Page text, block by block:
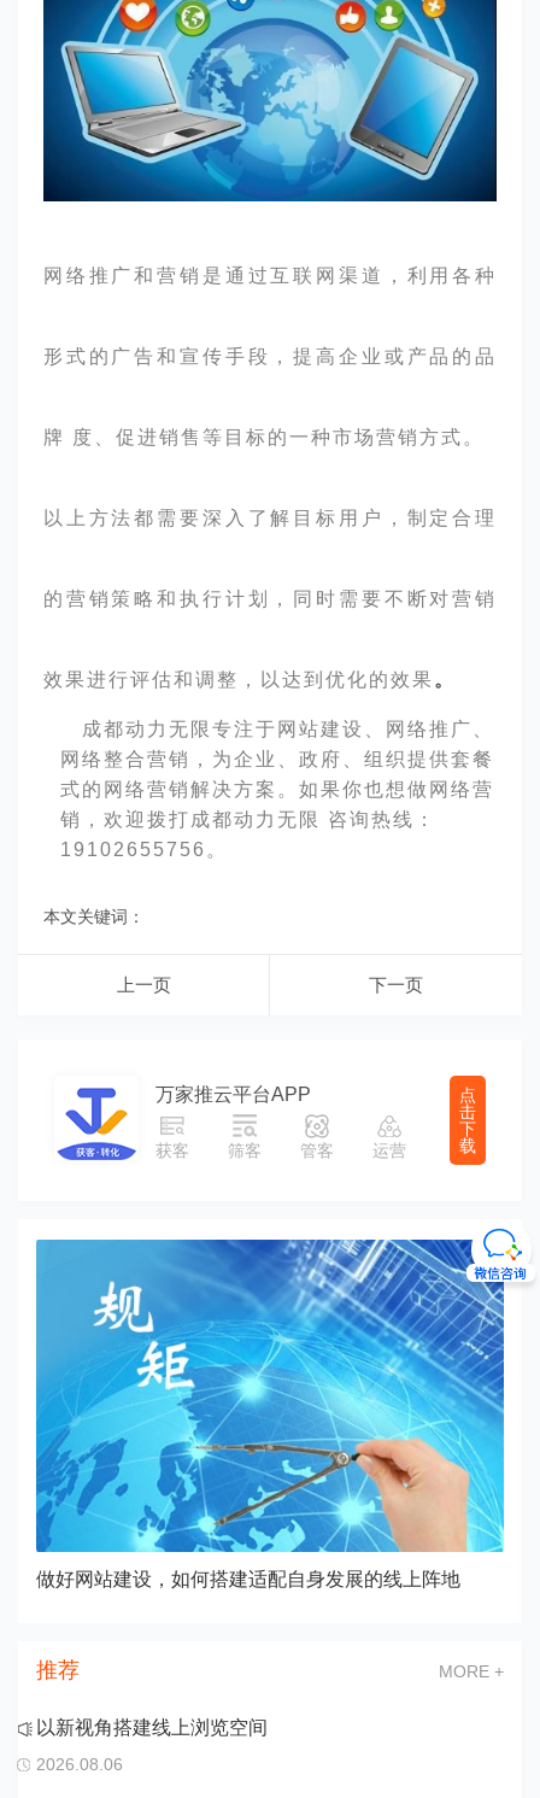
网络推广和营销是通过互联网渠道，利用各种
形式的广告和宣传手段，提高企业或产品的品
牌 度、促进销售等目标的一种市场营销方式。
以上方法都需要深入了解目标用户，制定合理
的营销策略和执行计划，同时需要不断对营销
效果进行评估和调整，以达到 优化的效果 。
成都动力无限专注于网站建设、网络推广、
网络整合营销，为企业、政府、组织提供套餐
式的网络营销解决方案。如果你也想做网络营
销，欢迎拨打成都动力无限 咨询热线：
19102655756。
本文关键词：
上一页 下一页
万家推云平台APP
获客 筛客 管客 运营
点
击
下
载
搭建网站，核心价值到底体现在哪里？
推荐 MORE +
以新视角搭建线上浏览空间
2026.08.06